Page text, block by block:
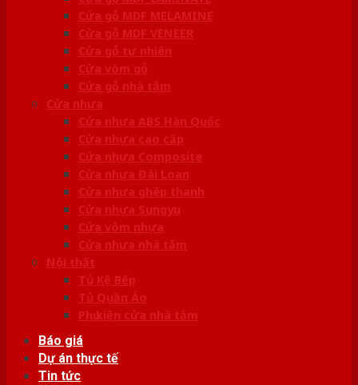
Cửa gỗ MDF MELAMINE
Cửa gỗ MDF VENEER
Cửa gỗ tự nhiên
Cửa vòm gỗ
Cửa gỗ nhà tắm
Cửa nhựa
Cửa nhựa ABS Hàn Quốc
Cửa nhựa cao cấp
Cửa nhựa Composite
Cửa nhựa Đài Loan
Cửa nhựa ghép thanh
Cửa nhựa Sungyu
Cửa vòm nhựa
Cửa nhựa nhà tắm
Nội thất
Tủ Kệ Bếp
Tủ Quần Áo
Phụ kiện cửa nhà tắm
Báo giá
Dự án thực tế
Tin tức